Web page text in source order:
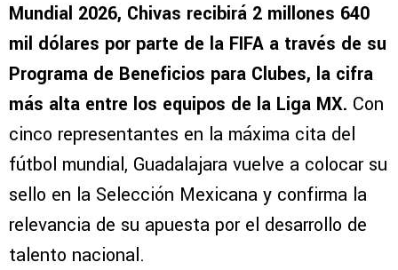
Mundial 2026, Chivas recibirá 2 millones 640
mil dólares por parte de la FIFA a través de su
Programa de Beneficios para Clubes, la cifra
más alta entre los equipos de la Liga MX. Con
cinco representantes en la máxima cita del
fútbol mundial, Guadalajara vuelve a colocar su
sello en la Selección Mexicana y confirma la
relevancia de su apuesta por el desarrollo de
talento nacional.